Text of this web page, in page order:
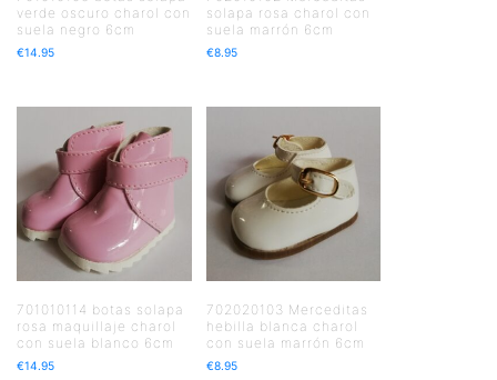
verde oscuro charol con
suela negro 6cm
€14.95
solapa rosa charol con
suela marrón 6cm
€8.95
701010114 botas solapa
rosa maquillaje charol
con suela blanco 6cm
€14.95
702020103 Merceditas
hebilla blanca charol
con suela marrón 6cm
€8.95